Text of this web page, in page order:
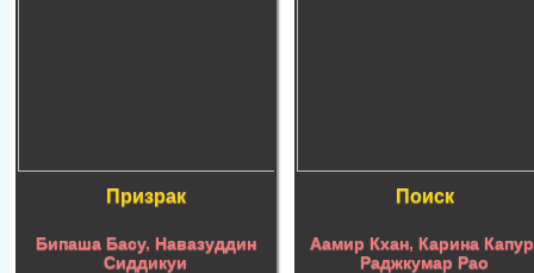
Призрак
Бипаша Басу, Навазуддин
Сиддикуи
Поиск
Аамир Кхан,Карина Капур
Раджкумар Рао